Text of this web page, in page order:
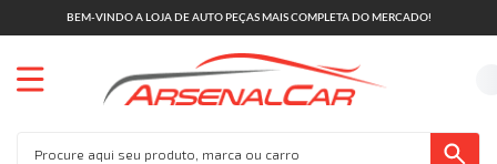
BEM-VINDO A LOJA DE AUTO PEÇAS MAIS COMPLETA DO MERCADO!